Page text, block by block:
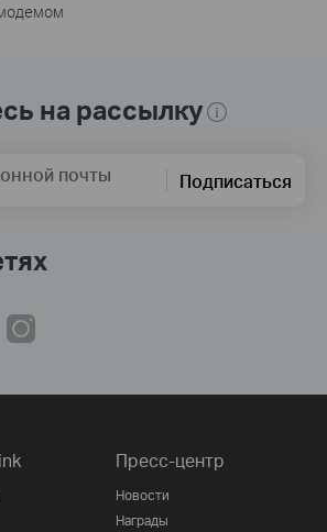
на рассылку
почты Подписаться
Пресс-центр
Новости
Награды